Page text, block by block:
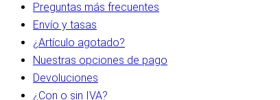
Preguntas más frecuentes
Envío y tasas
¿Artículo agotado?
Nuestras opciones de pago
Devoluciones
¿Con o sin IVA?